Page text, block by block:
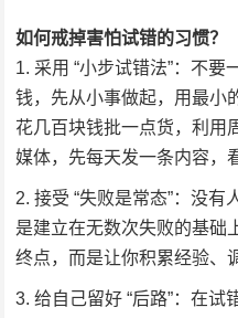
如何戒掉害怕试错的习惯？
采用 “小步试错法”：不
钱，先从小事做起，用最小
花几百块钱批一点货，利用
媒体，先每天发一条内容，
接受 “失败是常态”：没
是建立在无数次失败的基础
终点，而是让你积累经验、
给自己留好 “后路”：在